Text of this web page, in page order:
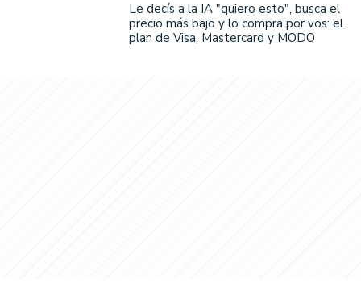
Le decís a la IA "quiero esto", busca el
precio más bajo y lo compra por vos: el
plan de Visa, Mastercard y MODO